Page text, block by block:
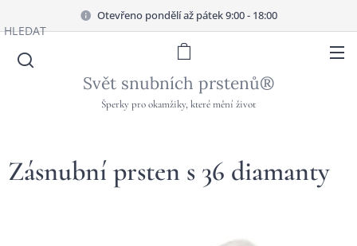
Otevřeno pondělí až pátek 9:00 - 18:00
Svět snubních prstenů®
Šperky pro okamžiky, které mění život
HLEDAT
Zásnubní prsten s 36 diamanty